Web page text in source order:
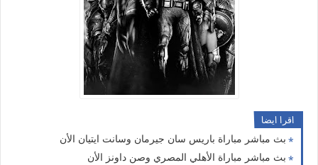
اقرا ايضا
بث مباشر مباراة باريس سان جيرمان وسانت ايتيان الأن
بث مباشر مباراة الأهلي المصري وصن داونز الأن